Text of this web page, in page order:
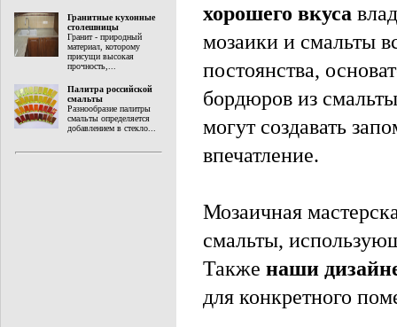
Гранитные кухонные
столешницы
Гранит - природный
материал, которому
присущи высокая
прочность,...
Палитра российской
смальты
Разнообразие палитры
смальты определяется
добавлением в стекло...
хорошего вкуса
мозаики и смальты
постоянства,
бордюров из
могут создавать
впечатление.
Мозаичная
смальты,
Также наши
для конкретного